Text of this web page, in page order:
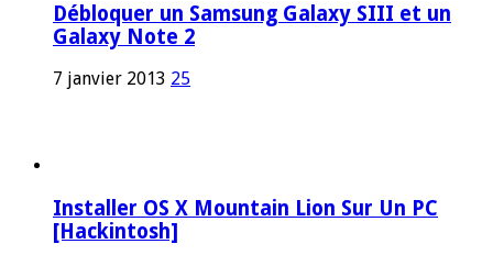
Débloquer un Samsung Galaxy SIII et un
Galaxy Note 2
7 janvier 2013 25
Installer OS X Mountain Lion Sur Un PC
[Hackintosh]